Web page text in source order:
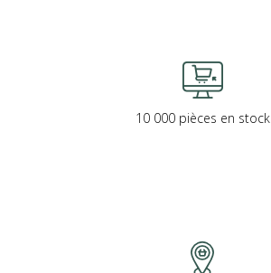
10 000 pièces en stock